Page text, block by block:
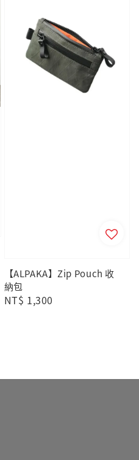
【ALPAKA】Zip Pouch 收
納包
Regular
NT$ 1,300